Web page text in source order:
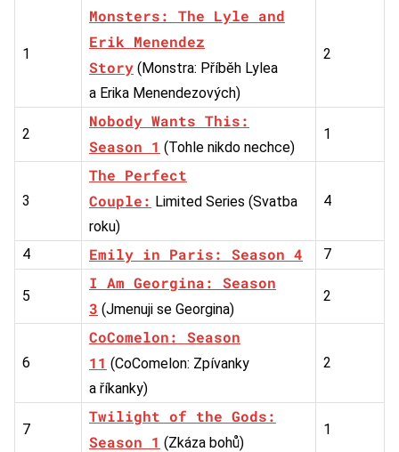
1
Monsters: The Lyle and
Erik Menendez
Story (Monstra: Příběh Lylea
a Erika Menendezových)
2
2
Nobody Wants This:
Season 1 (Tohle nikdo nechce)
1
3
The Perfect
Couple: Limited Series (Svatba
roku)
4
4 Emily in Paris: Season 4 7
5
I Am Georgina: Season
3 (Jmenuji se Georgina)
2
6
CoComelon: Season
11 (CoComelon: Zpívanky
a říkanky)
2
7
Twilight of the Gods:
Season 1 (Zkáza bohů)
1